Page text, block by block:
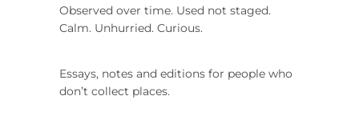
Observed over time. Used not staged.
Calm. Unhurried. Curious.
Essays, notes and editions for people who
don’t collect places.